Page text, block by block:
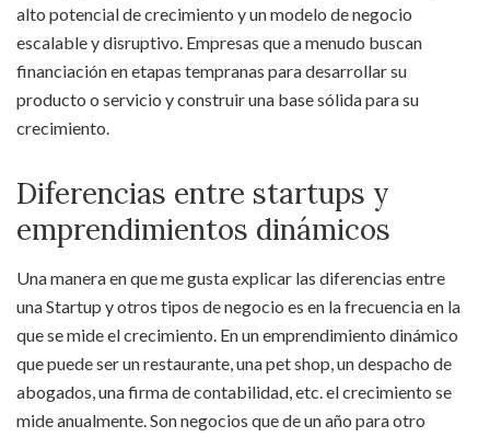
alto potencial de crecimiento y un modelo de negocio
escalable y disruptivo. Empresas que a menudo buscan
financiación en etapas tempranas para desarrollar su
producto o servicio y construir una base sólida para su
crecimiento.
Diferencias entre startups y
emprendimientos dinámicos
Una manera en que me gusta explicar las diferencias entre
una Startup y otros tipos de negocio es en la frecuencia en la
que se mide el crecimiento. En un emprendimiento dinámico
que puede ser un restaurante, una pet shop, un despacho de
abogados, una firma de contabilidad, etc. el crecimiento se
mide anualmente. Son negocios que de un año para otro